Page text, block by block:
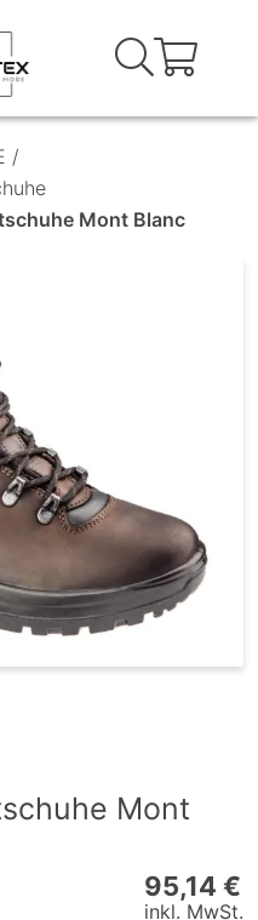
/
Mont Blanc
Mont
95,14 €
inkl. MwSt.